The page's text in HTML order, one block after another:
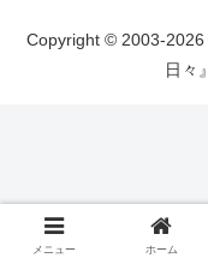
Copyright © 2003-2026
日々
メニュー ホーム